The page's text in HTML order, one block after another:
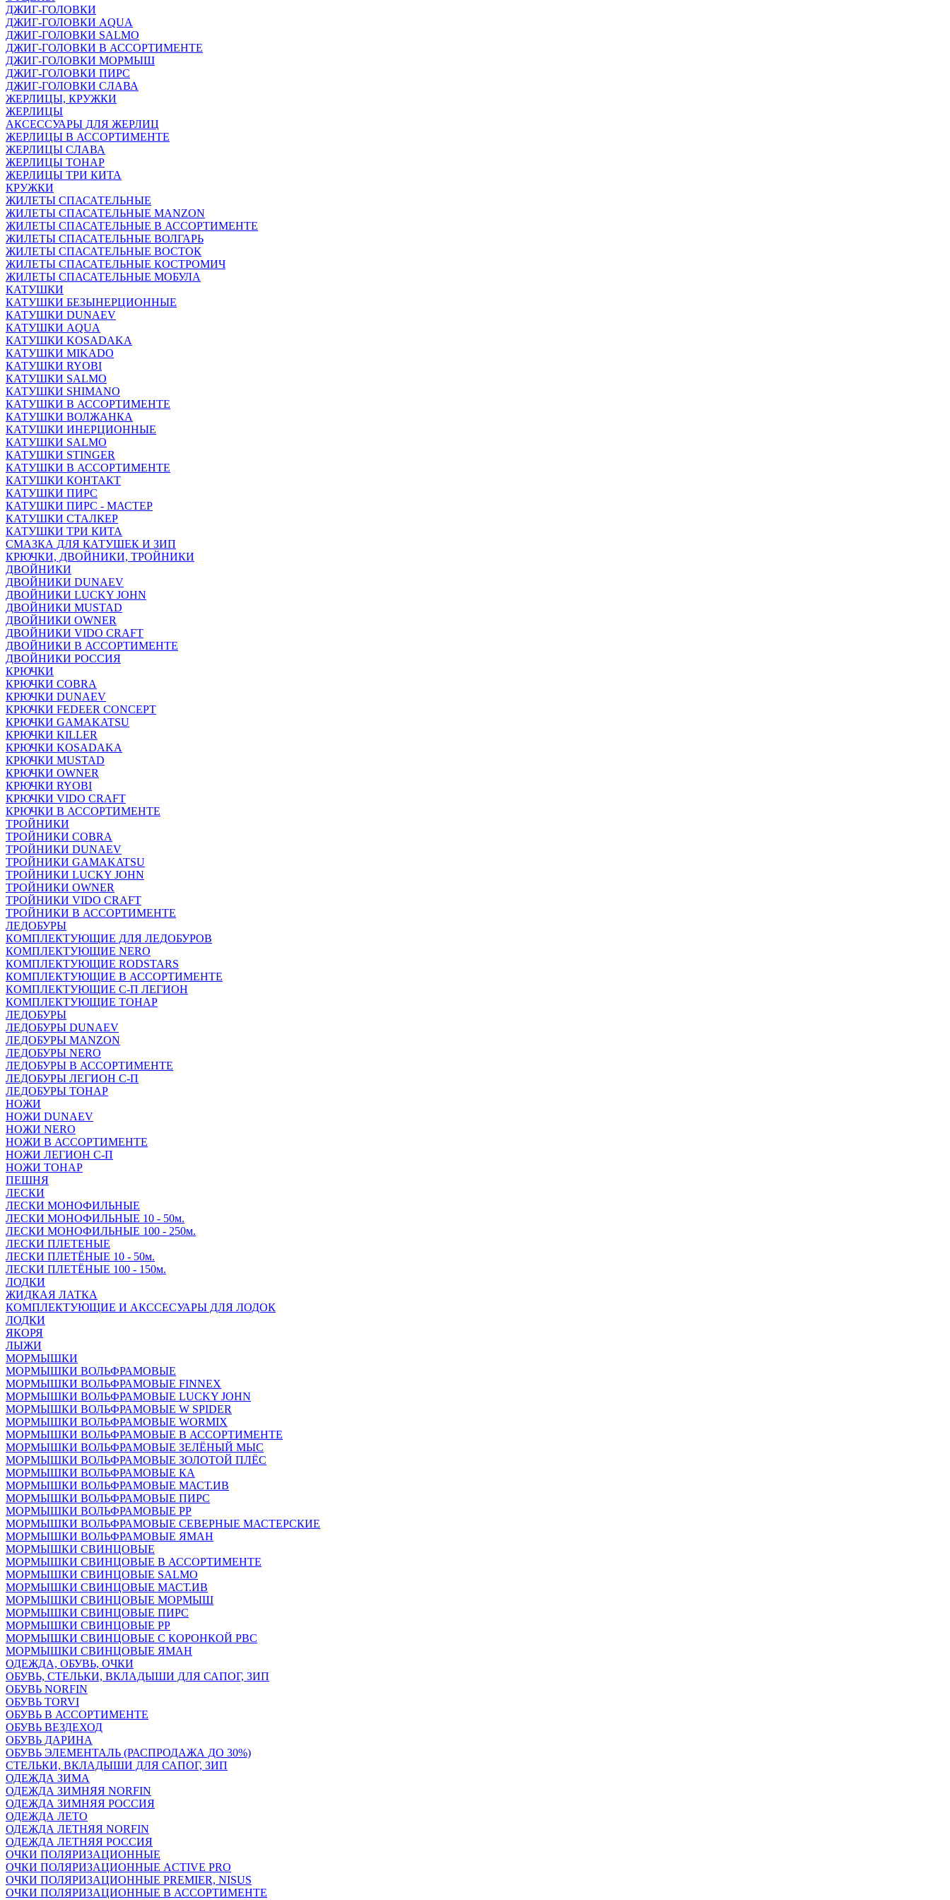
ДЖИГ-ГОЛОВКИ
ДЖИГ-ГОЛОВКИ AQUA
ДЖИГ-ГОЛОВКИ SALMO
ДЖИГ-ГОЛОВКИ В АССОРТИМЕНТЕ
ДЖИГ-ГОЛОВКИ МОРМЫШ
ДЖИГ-ГОЛОВКИ ПИРС
ДЖИГ-ГОЛОВКИ СЛАВА
ЖЕРЛИЦЫ, КРУЖКИ
ЖЕРЛИЦЫ
АКСЕССУАРЫ ДЛЯ ЖЕРЛИЦ
ЖЕРЛИЦЫ В АССОРТИМЕНТЕ
ЖЕРЛИЦЫ СЛАВА
ЖЕРЛИЦЫ ТОНАР
ЖЕРЛИЦЫ ТРИ КИТА
КРУЖКИ
ЖИЛЕТЫ СПАСАТЕЛЬНЫЕ
ЖИЛЕТЫ СПАСАТЕЛЬНЫЕ MANZON
ЖИЛЕТЫ СПАСАТЕЛЬНЫЕ В АССОРТИМЕНТЕ
ЖИЛЕТЫ СПАСАТЕЛЬНЫЕ ВОЛГАРЬ
ЖИЛЕТЫ СПАСАТЕЛЬНЫЕ ВОСТОК
ЖИЛЕТЫ СПАСАТЕЛЬНЫЕ КОСТРОМИЧ
ЖИЛЕТЫ СПАСАТЕЛЬНЫЕ МОБУЛА
КАТУШКИ
КАТУШКИ БЕЗЫНЕРЦИОННЫЕ
КАТУШКИ DUNAEV
КАТУШКИ AQUA
КАТУШКИ KOSADAKA
КАТУШКИ MIKADO
КАТУШКИ RYOBI
КАТУШКИ SALMO
КАТУШКИ SHIMANO
КАТУШКИ В АССОРТИМЕНТЕ
КАТУШКИ ВОЛЖАНКА
КАТУШКИ ИНЕРЦИОННЫЕ
КАТУШКИ SALMO
КАТУШКИ STINGER
КАТУШКИ В АССОРТИМЕНТЕ
КАТУШКИ КОНТАКТ
КАТУШКИ ПИРС
КАТУШКИ ПИРС - МАСТЕР
КАТУШКИ СТАЛКЕР
КАТУШКИ ТРИ КИТА
СМАЗКА ДЛЯ КАТУШЕК И ЗИП
КРЮЧКИ, ДВОЙНИКИ, ТРОЙНИКИ
ДВОЙНИКИ
ДВОЙНИКИ DUNAEV
ДВОЙНИКИ LUCKY JOHN
ДВОЙНИКИ MUSTAD
ДВОЙНИКИ OWNER
ДВОЙНИКИ VIDO CRAFT
ДВОЙНИКИ В АССОРТИМЕНТЕ
ДВОЙНИКИ РОССИЯ
КРЮЧКИ
КРЮЧКИ COBRA
КРЮЧКИ DUNAEV
КРЮЧКИ FEDEER CONCEPT
КРЮЧКИ GAMAKATSU
КРЮЧКИ KILLER
КРЮЧКИ KOSADAKA
КРЮЧКИ MUSTAD
КРЮЧКИ OWNER
КРЮЧКИ RYOBI
КРЮЧКИ VIDO CRAFT
КРЮЧКИ В АССОРТИМЕНТЕ
ТРОЙНИКИ
ТРОЙНИКИ COBRA
ТРОЙНИКИ DUNAEV
ТРОЙНИКИ GAMAKATSU
ТРОЙНИКИ LUCKY JOHN
ТРОЙНИКИ OWNER
ТРОЙНИКИ VIDO CRAFT
ТРОЙНИКИ В АССОРТИМЕНТЕ
ЛЕДОБУРЫ
КОМПЛЕКТУЮЩИЕ ДЛЯ ЛЕДОБУРОВ
КОМПЛЕКТУЮЩИЕ NERO
КОМПЛЕКТУЮЩИЕ RODSTARS
КОМПЛЕКТУЮЩИЕ В АССОРТИМЕНТЕ
КОМПЛЕКТУЮЩИЕ С-П ЛЕГИОН
КОМПЛЕКТУЮЩИЕ ТОНАР
ЛЕДОБУРЫ
ЛЕДОБУРЫ DUNAEV
ЛЕДОБУРЫ MANZON
ЛЕДОБУРЫ NERO
ЛЕДОБУРЫ В АССОРТИМЕНТЕ
ЛЕДОБУРЫ ЛЕГИОН С-П
ЛЕДОБУРЫ ТОНАР
НОЖИ
НОЖИ DUNAEV
НОЖИ NERO
НОЖИ В АССОРТИМЕНТЕ
НОЖИ ЛЕГИОН С-П
НОЖИ ТОНАР
ПЕШНЯ
ЛЕСКИ
ЛЕСКИ МОНОФИЛЬНЫЕ
ЛЕСКИ МОНОФИЛЬНЫЕ 10 - 50м.
ЛЕСКИ МОНОФИЛЬНЫЕ 100 - 250м.
ЛЕСКИ ПЛЕТЕНЫЕ
ЛЕСКИ ПЛЕТЁНЫЕ 10 - 50м.
ЛЕСКИ ПЛЕТЁНЫЕ 100 - 150м.
ЛОДКИ
ЖИДКАЯ ЛАТКА
КОМПЛЕКТУЮЩИЕ И АКССЕСУАРЫ ДЛЯ ЛОДОК
ЛОДКИ
ЯКОРЯ
ЛЫЖИ
МОРМЫШКИ
МОРМЫШКИ ВОЛЬФРАМОВЫЕ
МОРМЫШКИ ВОЛЬФРАМОВЫЕ FINNEX
МОРМЫШКИ ВОЛЬФРАМОВЫЕ LUCKY JOHN
МОРМЫШКИ ВОЛЬФРАМОВЫЕ W SPIDER
МОРМЫШКИ ВОЛЬФРАМОВЫЕ WORMIX
МОРМЫШКИ ВОЛЬФРАМОВЫЕ В АССОРТИМЕНТЕ
МОРМЫШКИ ВОЛЬФРАМОВЫЕ ЗЕЛЁНЫЙ МЫС
МОРМЫШКИ ВОЛЬФРАМОВЫЕ ЗОЛОТОЙ ПЛЁС
МОРМЫШКИ ВОЛЬФРАМОВЫЕ КА
МОРМЫШКИ ВОЛЬФРАМОВЫЕ МАСТ.ИВ
МОРМЫШКИ ВОЛЬФРАМОВЫЕ ПИРС
МОРМЫШКИ ВОЛЬФРАМОВЫЕ РР
МОРМЫШКИ ВОЛЬФРАМОВЫЕ СЕВЕРНЫЕ МАСТЕРСКИЕ
МОРМЫШКИ ВОЛЬФРАМОВЫЕ ЯМАН
МОРМЫШКИ СВИНЦОВЫЕ
МОРМЫШКИ СВИНЦОВЫЕ В АССОРТИМЕНТЕ
МОРМЫШКИ СВИНЦОВЫЕ SALMO
МОРМЫШКИ СВИНЦОВЫЕ МАСТ.ИВ
МОРМЫШКИ СВИНЦОВЫЕ МОРМЫШ
МОРМЫШКИ СВИНЦОВЫЕ ПИРС
МОРМЫШКИ СВИНЦОВЫЕ РР
МОРМЫШКИ СВИНЦОВЫЕ С КОРОНКОЙ РВС
МОРМЫШКИ СВИНЦОВЫЕ ЯМАН
ОДЕЖДА, ОБУВЬ, ОЧКИ
ОБУВЬ, СТЕЛЬКИ, ВКЛАДЫШИ ДЛЯ САПОГ, ЗИП
ОБУВЬ NORFIN
ОБУВЬ TORVI
ОБУВЬ В АССОРТИМЕНТЕ
ОБУВЬ ВЕЗДЕХОД
ОБУВЬ ДАРИНА
ОБУВЬ ЭЛЕМЕНТАЛЬ (РАСПРОДАЖА ДО 30%)
СТЕЛЬКИ, ВКЛАДЫШИ ДЛЯ САПОГ, ЗИП
ОДЕЖДА ЗИМА
ОДЕЖДА ЗИМНЯЯ NORFIN
ОДЕЖДА ЗИМНЯЯ РОССИЯ
ОДЕЖДА ЛЕТО
ОДЕЖДА ЛЕТНЯЯ NORFIN
ОДЕЖДА ЛЕТНЯЯ РОССИЯ
ОЧКИ ПОЛЯРИЗАЦИОННЫЕ
ОЧКИ ПОЛЯРИЗАЦИОННЫЕ ACTIVE PRO
ОЧКИ ПОЛЯРИЗАЦИОННЫЕ PREMIER, NISUS
ОЧКИ ПОЛЯРИЗАЦИОННЫЕ В АССОРТИМЕНТЕ